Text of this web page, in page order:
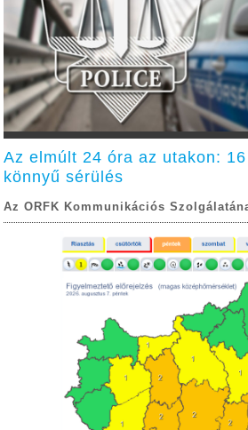
Az elmúlt 24 óra az utakon:
könnyű sérülés
Az ORFK Kommunikációs